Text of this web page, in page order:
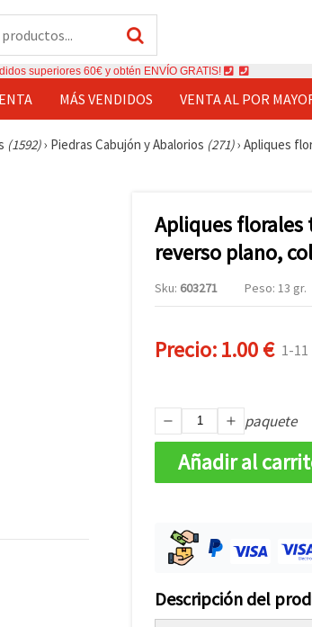
superiores 60€ y obtén ENVÍO GRATIS!
MÁS VENDIDOS VENTA AL POR
(1592)› Piedras Cabujón y Abalorios (271)› Apliques
Apliques
reverso plano,
Sku: 603271 Peso: 13 gr.
Precio:1.00 € 1-
paquete
Añadir al
Descripción del